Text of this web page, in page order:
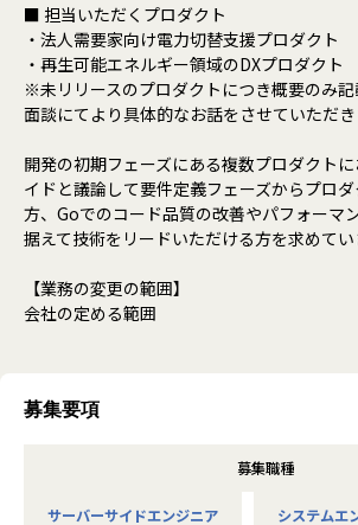
■ 担当いただくプロダクト
・法人需要家向け電力切替支援プロダクト
・再生可能エネルギー領域のDXプロダクト
※未リリースのプロダクトにつき概要のみ
面談にてより具体的なお話をさせていただき
開発の初期フェーズにある複数プロダクト
イドと議論して要件定義フェーズからプロ
方、Goでのコード品質の改善やパフォーマ
据えて技術をリードいただける方を求めてい
【業務の変更の範囲】
会社の定める範囲
募集要項
募集職種
サーバーサイドエンジニア システムエ